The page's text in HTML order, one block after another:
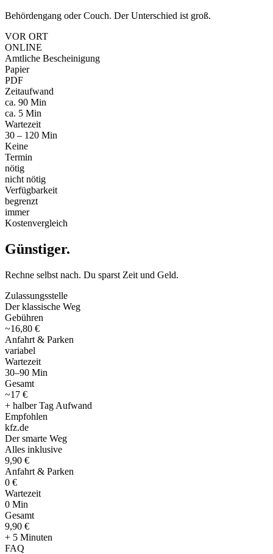
Behördengang oder Couch. Der Unterschied ist groß.
VOR ORT
ONLINE
Amtliche Bescheinigung
Papier
PDF
Zeitaufwand
ca. 90 Min
ca. 5 Min
Wartezeit
30 – 120 Min
Keine
Termin
nötig
nicht nötig
Verfügbarkeit
begrenzt
immer
Kostenvergleich
Günstiger.
Rechne selbst nach. Du sparst Zeit und Geld.
Zulassungsstelle
Der klassische Weg
Gebühren
~16,80 €
Anfahrt & Parken
variabel
Wartezeit
30–90 Min
Gesamt
~17 €
+ halber Tag Aufwand
Empfohlen
kfz.de
Der smarte Weg
Alles inklusive
9,90 €
Anfahrt & Parken
0 €
Wartezeit
0 Min
Gesamt
9,90 €
+ 5 Minuten
FAQ